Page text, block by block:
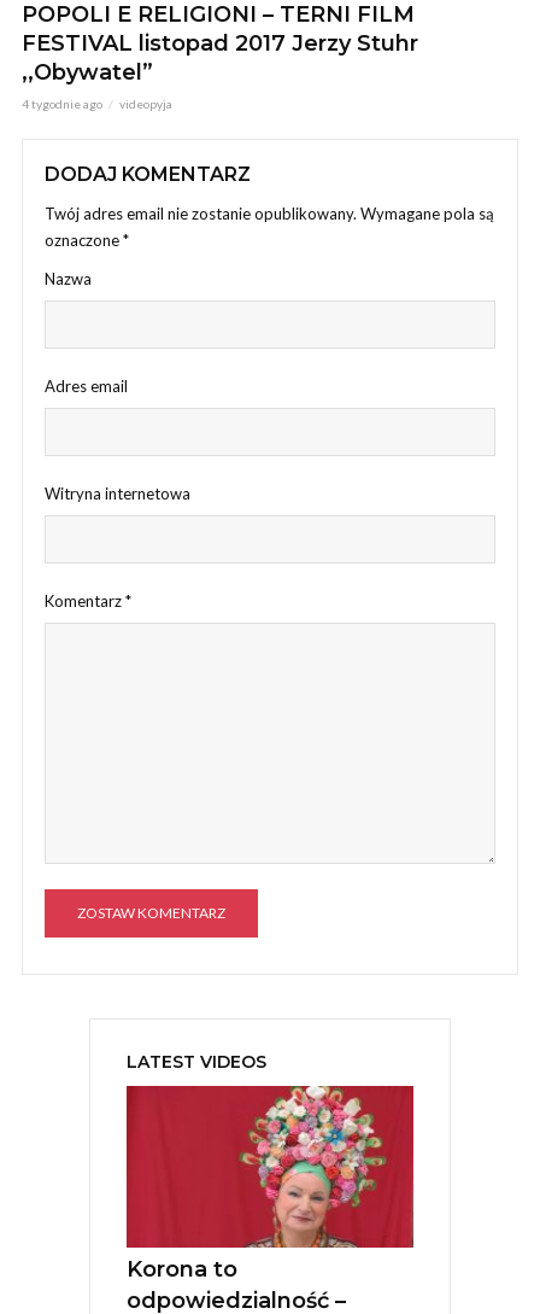
POPOLI E RELIGIONI – TERNI FILM
FESTIVAL listopad 2017 Jerzy Stuhr
,,Obywatel”
4 tygodnie ago videopyja
DODAJ KOMENTARZ
Twój adres email nie zostanie opublikowany. Wymagane pola są
oznaczone*
Nazwa
Adres email
Witryna internetowa
Komentarz*
A
LATEST VIDEOS
Korona to
odpowiedzialność –